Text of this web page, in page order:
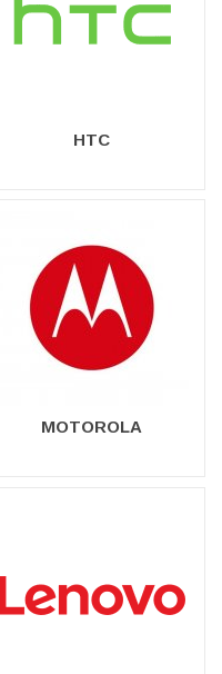
HTC
MOTOROLA